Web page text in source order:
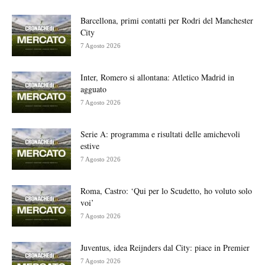
Barcellona, primi contatti per Rodri del Manchester
City
7 Agosto 2026
Inter, Romero si allontana: Atletico Madrid in
agguato
7 Agosto 2026
Serie A: programma e risultati delle amichevoli
estive
7 Agosto 2026
Roma, Castro: ‘Qui per lo Scudetto, ho voluto solo
voi’
7 Agosto 2026
Juventus, idea Reijnders dal City: piace in Premier
7 Agosto 2026